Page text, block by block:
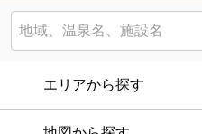
エリアから探す